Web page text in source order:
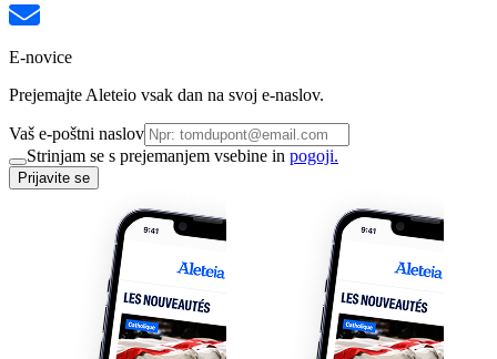
E-novice
Prejemajte Aleteio vsak dan na svoj e-naslov.
Vaš e-poštni naslov
Strinjam se s prejemanjem vsebine in pogoji.
Prijavite se